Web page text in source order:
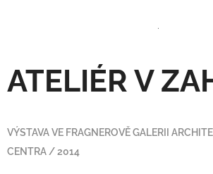
.
ATELIÉR V
VÝSTAVA VE FRAGNEROVĚ GALERII
CENTRA / 2014